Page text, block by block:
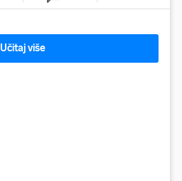
Učitaj više